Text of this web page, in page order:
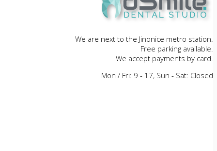
We are next to the Jinonice metro station.
Free parking available.
We accept payments by card.
Mon / Fri: 9 - 17, Sun - Sat: Closed